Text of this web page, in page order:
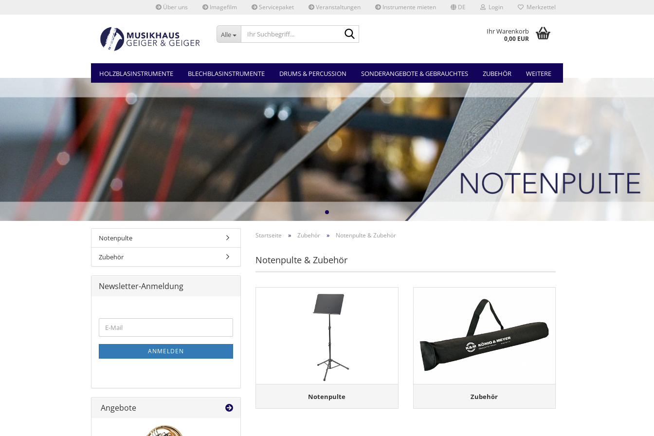
Über uns Imagefilm Servicepaket Veranstaltungen Instrumente mieten DE Login Merkzettel
Alle Ihr Warenkorb
0,00 EUR
HOLZBLASINSTRUMENTE BLECHBLASINSTRUMENTE DRUMS & PERCUSSION SONDERANGEBOTE & GEBRAUCHTES ZUBEHÖR WEITERE
Startseite » Zubehör » Notenpulte & Zubehör
Notenpulte & Zubehör
Notenpulte Zubehör
Notenpulte
Zubehör
Newsletter-Anmeldung
ZUR
NEWSLETTER-
E-
Mail
ANMELDEN
Angebote